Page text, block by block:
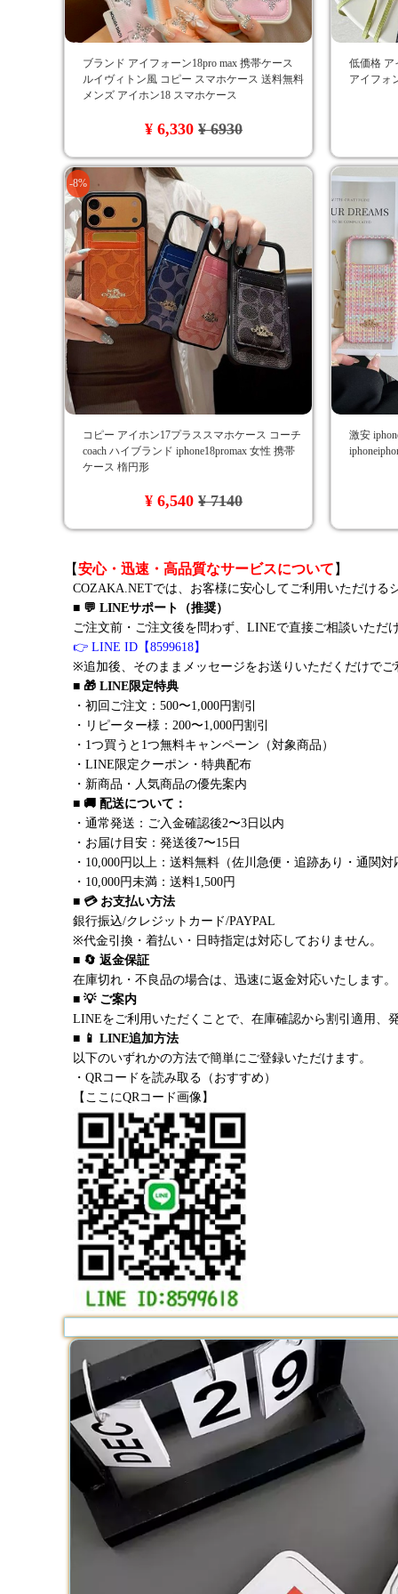
ブランド アイフォーン18pro max 携帯ケース
ルイヴィトン風 コピー スマホケース 送料無料
メンズ アイホン18 スマホケース
¥ 6,330¥ 6930
低価格 ア
アイフォ
-8%
コピー アイホン17プラススマホケース コーチ
coach ハイブランド iphone18promax 女性 携帯
ケース 楕円形
¥ 6,540¥ 7140
激安
【安心・迅速・高品質なサービスについて 】
COZAKA.NETでは、お客様に安心してご利用いただける
■ 💬 LINEサポート（推奨）
ご注文前・ご注文後を問わず、LINEで直接ご相談いただ
👉 LINE ID【8599618】
※追加後、そのままメッセージをお送りいただくだけで
■ 🎁 LINE限定特典
・初回ご注文：500〜1,000円割引
・リピーター様：200〜1,000円割引
・1つ買うと1つ無料キャンペーン（対象商品）
・LINE限定クーポン・特典配布
・新商品・人気商品の優先案内
■ 🚚 配送について：
・通常発送：ご入金確認後2〜3日以内
・お届け目安：発送後7〜15日
・10,000円以上：送料無料（佐川急便・追跡あり・通関対
・10,000円未満：送料1,500円
■ 💳 お支払い方法
銀行振込/クレジットカード/PAYPAL
※代金引換・着払い・日時指定は対応しておりません。
■ 🔄 返金保証
在庫切れ・不良品の場合は、迅速に返金対応いたします。
■ 💡 ご案内
LINEをご利用いただくことで、在庫確認から割引適用、
■ 📱 LINE追加方法
以下のいずれかの方法で簡単にご登録いただけます。
・QRコードを読み取る（おすすめ）
【ここにQRコード画像】